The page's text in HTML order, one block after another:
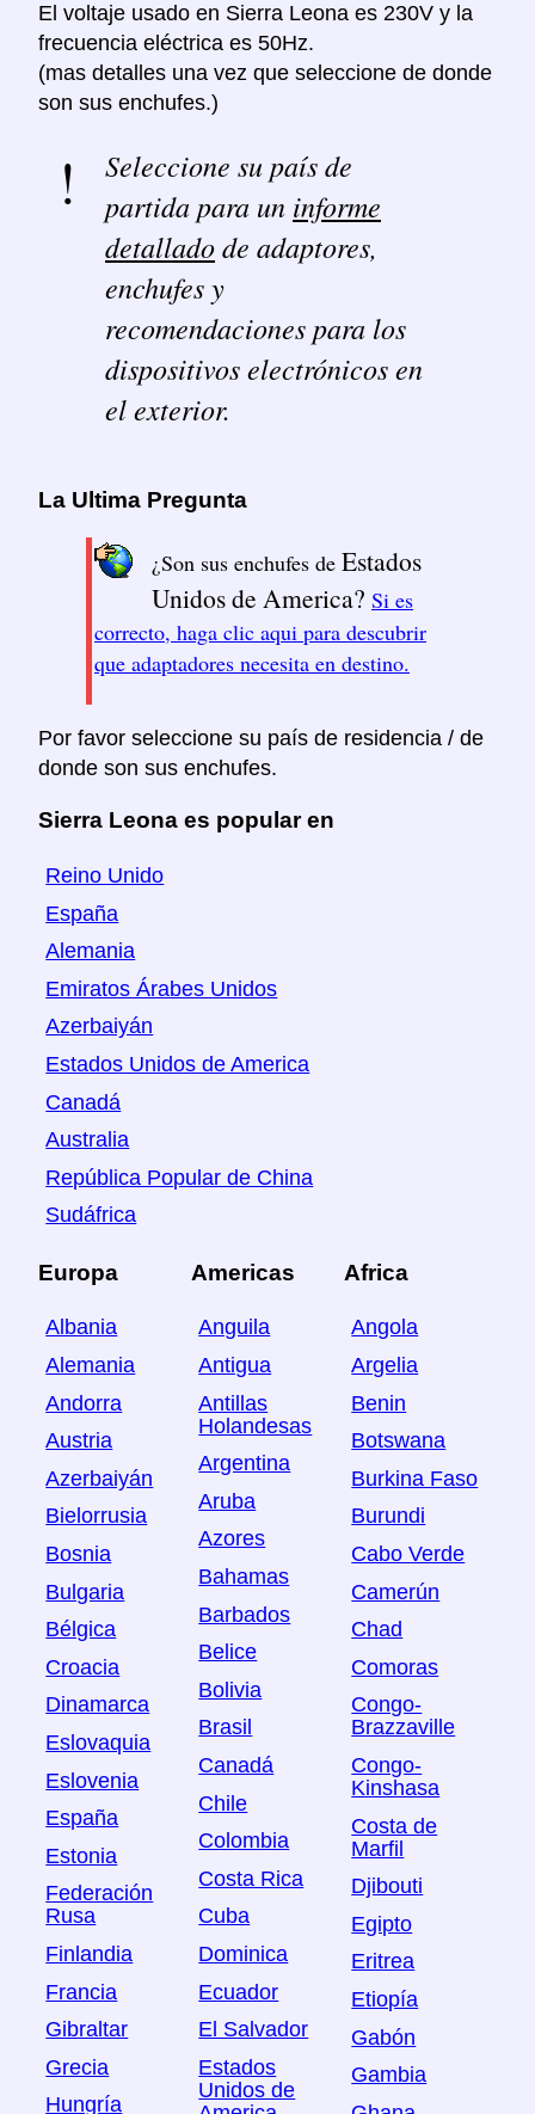
El voltaje usado en Sierra Leona es 230V y la
frecuencia eléctrica es 50Hz.
(mas detalles una vez que seleccione de donde
son sus enchufes.)
Seleccione su país de
partida para un informe
detalladode adaptores,
enchufes y
recomendaciones para los
dispositivos electrónicos en
el exterior.
La Ultima Pregunta
¿Son sus enchufes de Estados
Unidos de America? Si es
correcto, haga clic aqui para descubrir
que adaptadores necesita en destino.
Por favor seleccione su país de residencia / de
donde son sus enchufes.
Sierra Leona es popular en
Reino Unido
España
Alemania
Emiratos Árabes Unidos
Azerbaiyán
Estados Unidos de America
Canadá
Australia
República Popular de China
Sudáfrica
Europa
Albania
Alemania
Andorra
Austria
Azerbaiyán
Bielorrusia
Bosnia
Bulgaria
Bélgica
Croacia
Dinamarca
Eslovaquia
Eslovenia
España
Estonia
Federación
Rusa
Finlandia
Francia
Gibraltar
Grecia
Hungría
Americas
Anguila
Antigua
Antillas
Holandesas
Argentina
Aruba
Azores
Bahamas
Barbados
Belice
Bolivia
Brasil
Canadá
Chile
Colombia
Costa Rica
Cuba
Dominica
Ecuador
El Salvador
Estados
Unidos de
Africa
Angola
Argelia
Benin
Botswana
Burkina Faso
Burundi
Cabo Verde
Camerún
Chad
Comoras
Congo-
Brazzaville
Congo-
Kinshasa
Costa de
Marfil
Djibouti
Egipto
Eritrea
Etiopía
Gabón
Gambia